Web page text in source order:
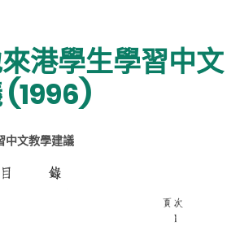
港學生學習中文
(1996)
中文教學建議